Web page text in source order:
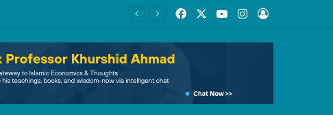
FacebookYouTubeInstagram
Log In